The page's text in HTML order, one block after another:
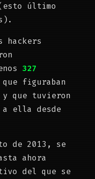
último
327
que figuraban
y que tuvieron
a ella desde
de 2013, se
ahora
del que se